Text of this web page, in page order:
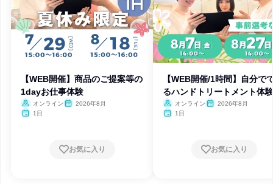
【WEB開催】商品のご提案等の
1dayお仕事体験
オンライン
2026年8月
1日
お気に入り
【WEB開催/1時間】自分で
るハンドトリートメント体験
オンライン
2026年8月
1日
お気に入り